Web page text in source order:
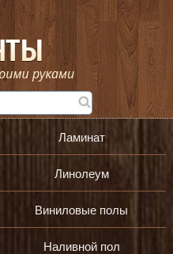
Ламинат
Линолеум
Виниловые полы
Наливной пол